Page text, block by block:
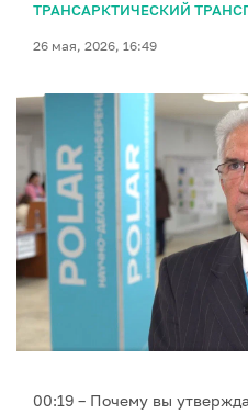
ТРАНСАРКТИЧЕСКИЙ
26 мая, 2026, 16:49
00:19 – Почему вы